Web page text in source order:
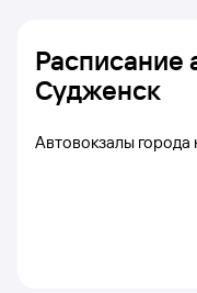
Расписание
Судженск
Автовокзалы города